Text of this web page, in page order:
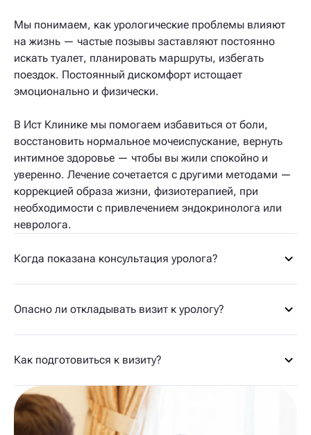
Мы понимаем, как урологические проблемы влияют
на жизнь — частые позывы заставляют постоянно
искать туалет, планировать маршруты, избегать
поездок. Постоянный дискомфорт истощает
эмоционально и физически.
В Ист Клинике мы помогаем избавиться от боли,
восстановить нормальное мочеиспускание, вернуть
интимное здоровье — чтобы вы жили спокойно и
уверенно. Лечение сочетается с другими методами —
коррекцией образа жизни, физиотерапией, при
необходимости с привлечением эндокринолога или
невролога.
Когда показана консультация уролога?
Опасно ли откладывать визит к урологу?
Как подготовиться к визиту?